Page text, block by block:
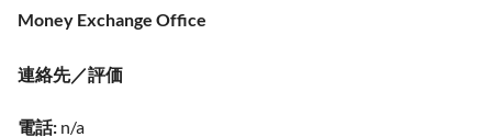
Money Exchange Office
連絡先／評価
電話: n/a